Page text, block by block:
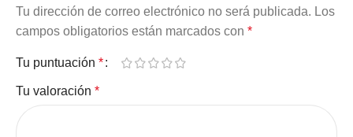
Tu dirección de correo electrónico no será publicada. Los
campos obligatorios están marcados con *
Tu puntuación *
Tu valoración *